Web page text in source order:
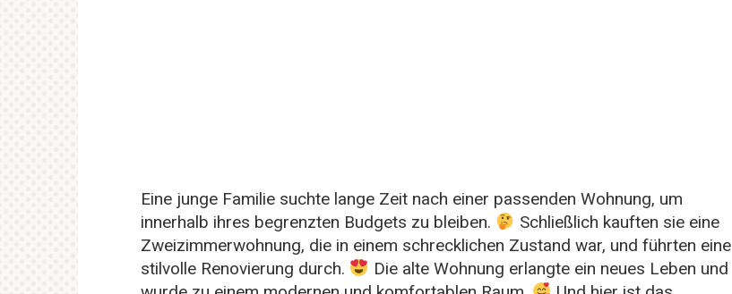
Eine junge Familie suchte lange Zeit nach einer passenden Wohnung, um
innerhalb ihres begrenzten Budgets zu bleiben.
Schließlich kauften sie eine
Zweizimmerwohnung, die in einem schrecklichen Zustand war, und führten eine
stilvolle Renovierung durch.
Die alte Wohnung erlangte ein neues Leben und